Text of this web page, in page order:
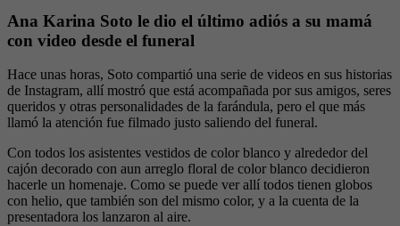
Ana Karina Soto le dio el último adiós a su mamá
con video desde el funeral
Hace unas horas, Soto compartió una serie de videos en sus historias
de Instagram, allí mostró que está acompañada por sus amigos, seres
queridos y otras personalidades de la farándula, pero el que más
llamó la atención fue filmado justo saliendo del funeral.
Con todos los asistentes vestidos de color blanco y alrededor del
cajón decorado con aun arreglo floral de color blanco decidieron
hacerle un homenaje. Como se puede ver allí todos tienen globos
con helio, que también son del mismo color, y a la cuenta de la
presentadora los lanzaron al aire.